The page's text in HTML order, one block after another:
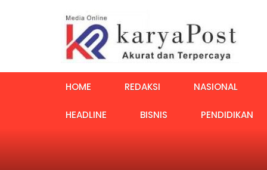
HOME REDAKSI NASIONAL
HEADLINE BISNIS PENDIDIKAN